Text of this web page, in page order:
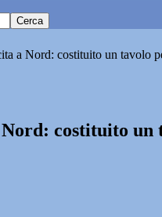
a Nord: costituito un tavolo
costituito